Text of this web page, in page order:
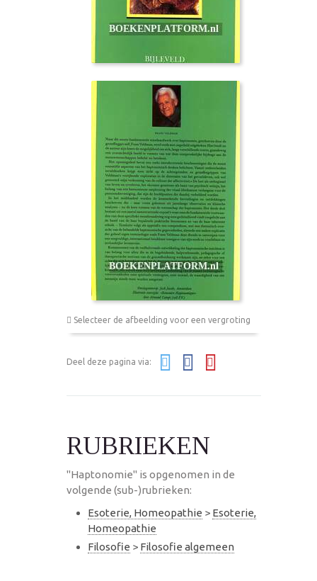
Selecteer de afbeelding voor een vergroting
Deel deze pagina via:
RUBRIEKEN
"Haptonomie" is opgenomen in de
volgende (sub-)rubrieken:
Esoterie, Homeopathie > Esoterie,
Homeopathie
Filosofie > Filosofie algemeen